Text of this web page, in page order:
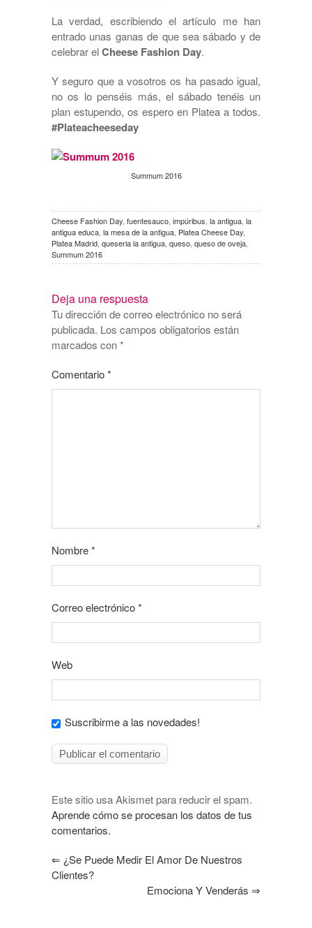
La verdad, escribiendo el artículo me han
entrado unas ganas de que sea sábado y de
celebrar elCheese Fashion Day.
Y seguro que a vosotros os ha pasado igual,
no os lo penséis más, el sábado tenéis un
plan estupendo, os espero en Platea a todos.
#Plateacheeseday
Summum 2016
Cheese Fashion Day, fuentesauco, impúribus, la antigua, la
antigua educa, la mesa de la antigua, Platea Cheese Day,
Platea Madrid, queseria la antigua, queso, queso de oveja,
Summum 2016
Deja una respuesta
Tu dirección de correo electrónico no será
publicada. Los campos obligatorios están
marcados con*
Comentario*
Nombre*
Correo electrónico*
Web
Suscribirme a las novedades!
Este sitio usa Akismet para reducir el spam.
Aprende cómo se procesan los datos de tus
comentarios.
⇐ ¿Se Puede Medir El Amor De Nuestros
Clientes?
Emociona Y Venderás ⇒